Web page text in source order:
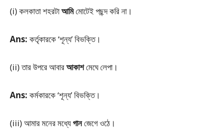
(i) কলকাতা শহরটাআমিমোটেই পছন্দ করি না।
Ans: কর্তৃকারকে ‘শূন্য’ বিভক্তি।
(ii) তার উপরে আবারআকাশমেঘে লেপা।
Ans: কর্মকারকে ‘শূন্য’ বিভক্তি।
(iii) আমার মনের মধ্যেগানজেগে ওঠে।